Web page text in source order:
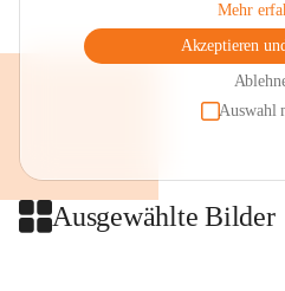
Mehr
Akzeptieren
Auswahl
Ausgewählte Bilder